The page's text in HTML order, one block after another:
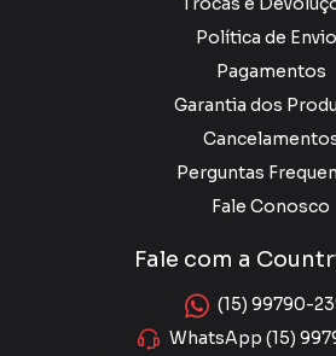
Política de
Pagamentos
Garantia dos
Perguntas
Fale Conosco
Fale com a
(15) 99790-
WhatsApp (15)